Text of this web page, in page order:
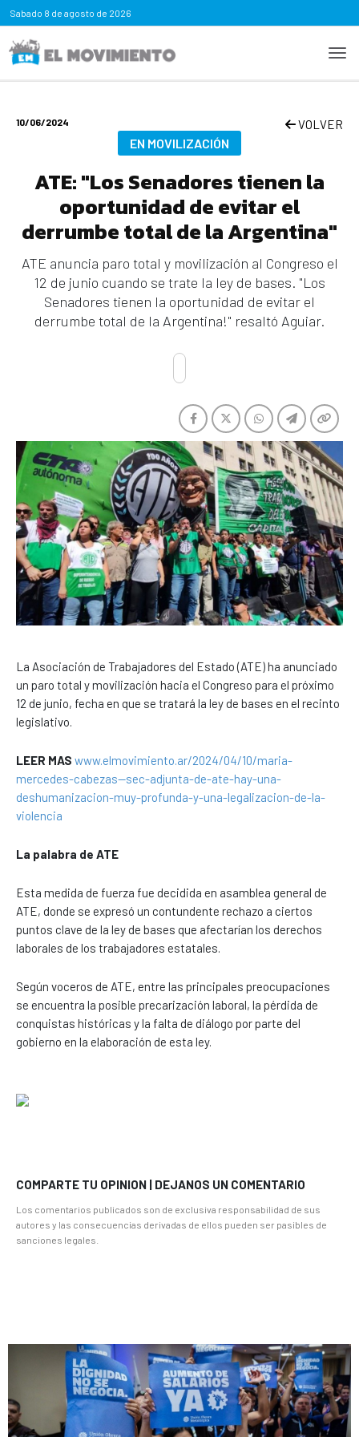
Sabado 8 de agosto de 2026
10/06/2024 VOLVER
EN MOVILIZACIÓN
ATE: "Los Senadores tienen la
oportunidad de evitar el
derrumbe total de la Argentina"
ATE anuncia paro total y movilización al Congreso el
12 de junio cuando se trate la ley de bases. "Los
Senadores tienen la oportunidad de evitar el
derrumbe total de la Argentina!" resaltó Aguiar.
La Asociación de Trabajadores del Estado (ATE) ha anunciado
un paro total y movilización hacia el Congreso para el próximo
12 de junio, fecha en que se tratará la ley de bases en el recinto
legislativo.
LEER MAS www.elmovimiento.ar/2024/04/10/maria-
mercedes-cabezas--sec-adjunta-de-ate-hay-una-
deshumanizacion-muy-profunda-y-una-legalizacion-de-la-
violencia
La palabra de ATE
Esta medida de fuerza fue decidida en asamblea general de
ATE, donde se expresó un contundente rechazo a ciertos
puntos clave de la ley de bases que afectarían los derechos
laborales de los trabajadores estatales.
Según voceros de ATE, entre las principales preocupaciones
se encuentra la posible precarización laboral, la pérdida de
conquistas históricas y la falta de diálogo por parte del
gobierno en la elaboración de esta ley.
COMPARTE TU OPINION | DEJANOS UN COMENTARIO
Los comentarios publicados son de exclusiva responsabilidad de sus
autores y las consecuencias derivadas de ellos pueden ser pasibles de
sanciones legales.